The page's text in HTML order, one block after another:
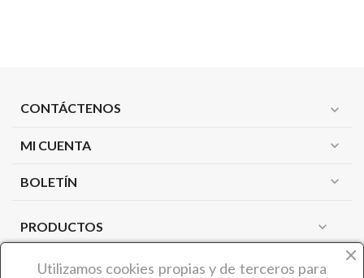
CONTÁCTENOS expand_more
MI CUENTA expand_more
BOLETÍN expand_more
PRODUCTOS expand_more
NUESTRA EMPRESA expand_more
Utilizamos cookies propias y de terceros para